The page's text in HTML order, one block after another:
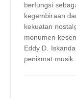
berfungsi
kegembiraan
kekuatan
monumen
Eddy D.
penikmat musik